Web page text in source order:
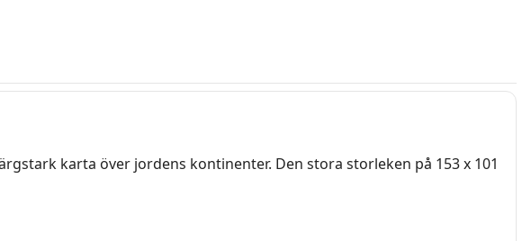
karta över jordens kontinenter. Den stora storleken på 153 x 101